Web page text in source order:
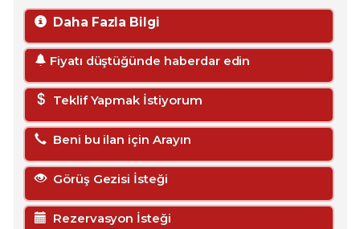
Daha Fazla Bilgi
Fiyatı düştüğünde haberdar edin
Teklif Yapmak İstiyorum
Beni bu ilan için Arayın
Görüş Gezisi İsteği
Rezervasyon İsteği